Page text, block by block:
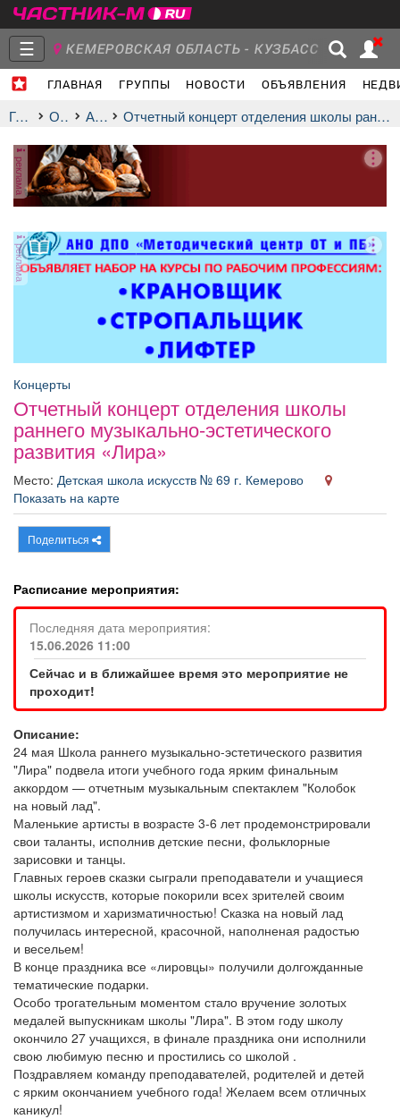
☰ КЕМЕРОВСКАЯ ОБЛАСТЬ - КУЗБАСС
ГЛАВНАЯ ГРУППЫ НОВОСТИ ОБЪЯВЛЕНИЯ
Объявления Недвижимость Услуги
Афиша Обучение Проекты
ТВ программа Я - пенсионер
ГлавнаяОтдыхафиша Отчетный концерт отделения школы раннего музыкально-эстетического развития «Лира»
реклама
реклама
Концерты
Отчетный концерт отделения школы
раннего музыкально-эстетического
развития «Лира»
Место: Детская школа искусств № 69 г. Кемерово
Показать на карте
Поделиться
Расписание мероприятия:
Последняя дата мероприятия:
15.06.2026 11:00
Сейчас и в ближайшее время это мероприятие не
проходит!
Описание:
24 мая Школа раннего музыкально-эстетического развития
"Лира" подвела итоги учебного года ярким финальным
аккордом — отчетным музыкальным спектаклем "Колобок
на новый лад".
Маленькие артисты в возрасте 3-6 лет продемонстрировали
свои таланты, исполнив детские песни, фольклорные
зарисовки и танцы.
Главных героев сказки сыграли преподаватели и учащиеся
школы искусств, которые покорили всех зрителей своим
артистизмом и харизматичностью! Сказка на новый лад
получилась интересной, красочной, наполненая радостью
и весельем!
В конце праздника все «лировцы» получили долгожданные
тематические подарки.
Особо трогательным моментом стало вручение золотых
медалей выпускникам школы "Лира". В этом году школу
окончило 27 учащихся, в финале праздника они исполнили
свою любимую песню и простились со школой .
Поздравляем команду преподавателей, родителей и детей
с ярким окончанием учебного года! Желаем всем отличных
каникул!